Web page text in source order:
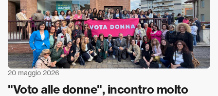
20 maggio 2026
"Voto alle donne", incontro molto